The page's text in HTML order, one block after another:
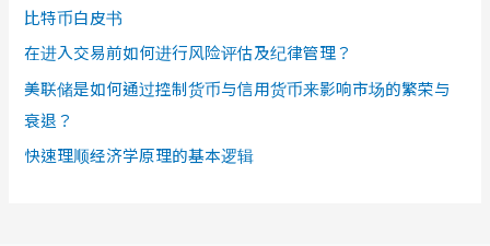
比特币白皮书
在进入交易前如何进行风险评估及纪律管理？
美联储是如何通过控制货币与信用货币来影响市场的繁荣与
衰退？
快速理顺经济学原理的基本逻辑